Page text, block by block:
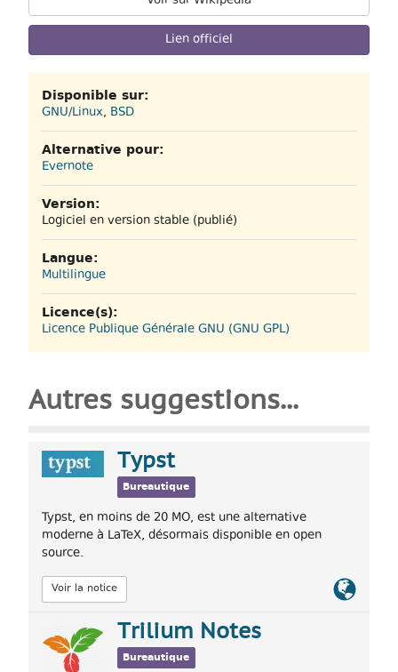
Lien officiel
Disponible sur:
GNU/Linux, BSD
Alternative pour:
Evernote
Version:
Logiciel en version stable (publié)
Langue:
Multilingue
Licence(s):
Licence Publique Générale GNU (GNU GPL)
Autres suggestions...
Typst
Bureautique
Typst, en moins de 20 MO, est une alternative
moderne à LaTeX, désormais disponible en open
source.
Voir la notice
Lien
Trilium Notes
Bureautique